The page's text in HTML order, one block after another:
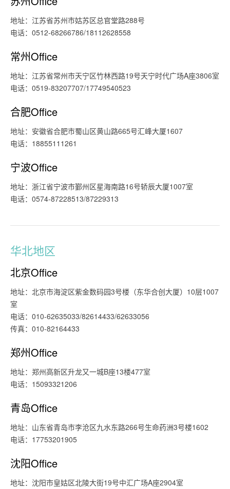
地址：江苏省苏州市姑苏区总官堂路288号
电话：0512-68266786/18112628558
常州Office
地址：江苏省常州市天宁区竹林西路19号天宁时代广场A座3806室
电话：0519-83207707/17749540523
合肥Office
地址：安徽省合肥市蜀山区黄山路665号汇峰大厦1607
电话：18855111261
宁波Office
地址：浙江省宁波市鄞州区星海南路16号轿辰大厦1007室
电话：0574-87228513/87229313
华北地区
北京Office
地址：北京市海淀区紫金数码园3号楼（东华合创大厦）10层1007
室
电话：010-62635033/82614433/62633056
传真：010-82164433
郑州Office
地址：郑州高新区升龙又一城B座13楼477室
电话：15093321206
青岛Office
地址：山东省青岛市李沧区九水东路266号生命药洲3号楼1602
电话：17753201905
沈阳Office
地址：沈阳市皇姑区北陵大街19号中汇广场A座2904室